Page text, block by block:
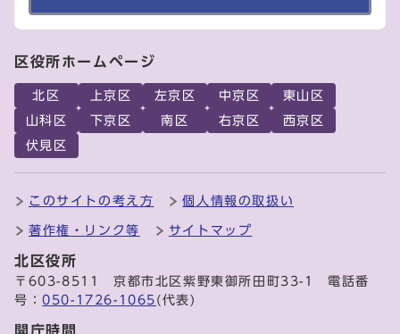
区役所ホームページ
北区 上京区 左京区 中京区
東山区
山科区
下京区 南区 右京区
西京区
伏見区
このサイトの考え方 個人情報の取扱い
著作権・リンク等 サイトマップ
北区役所
〒603-8511 京都市北区紫野東御所田町33-1 電話番
号：050-1726-1065 (代表)
開庁時間